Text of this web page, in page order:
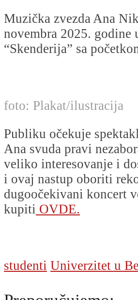
Muzička zvezda Ana
novembra 2025. godine
“Skenderija” sa
foto: Plakat/ilustracija
Publiku očekuje
Ana svuda pravi
veliko interesovanje i
i ovaj nastup oboriti
dugoočekivani koncert
kupiti OVDE.
studenti Univerzitet u